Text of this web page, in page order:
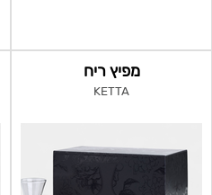
מפיץ ריח
KETTA